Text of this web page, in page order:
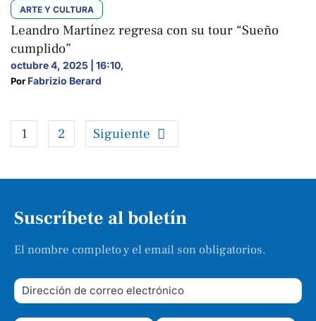
ARTE Y CULTURA
Leandro Martínez regresa con su tour “Sueño
cumplido”
octubre 4, 2025 | 16:10,
Por Fabrizio Berard
1 2 Siguiente
Suscríbete al boletín
El nombre completo y el email son obligatorios.